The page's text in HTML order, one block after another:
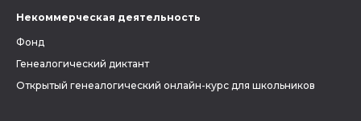
Некоммерческая деятельность
Фонд
Генеалогический диктант
Открытый генеалогический онлайн-курс для школьников